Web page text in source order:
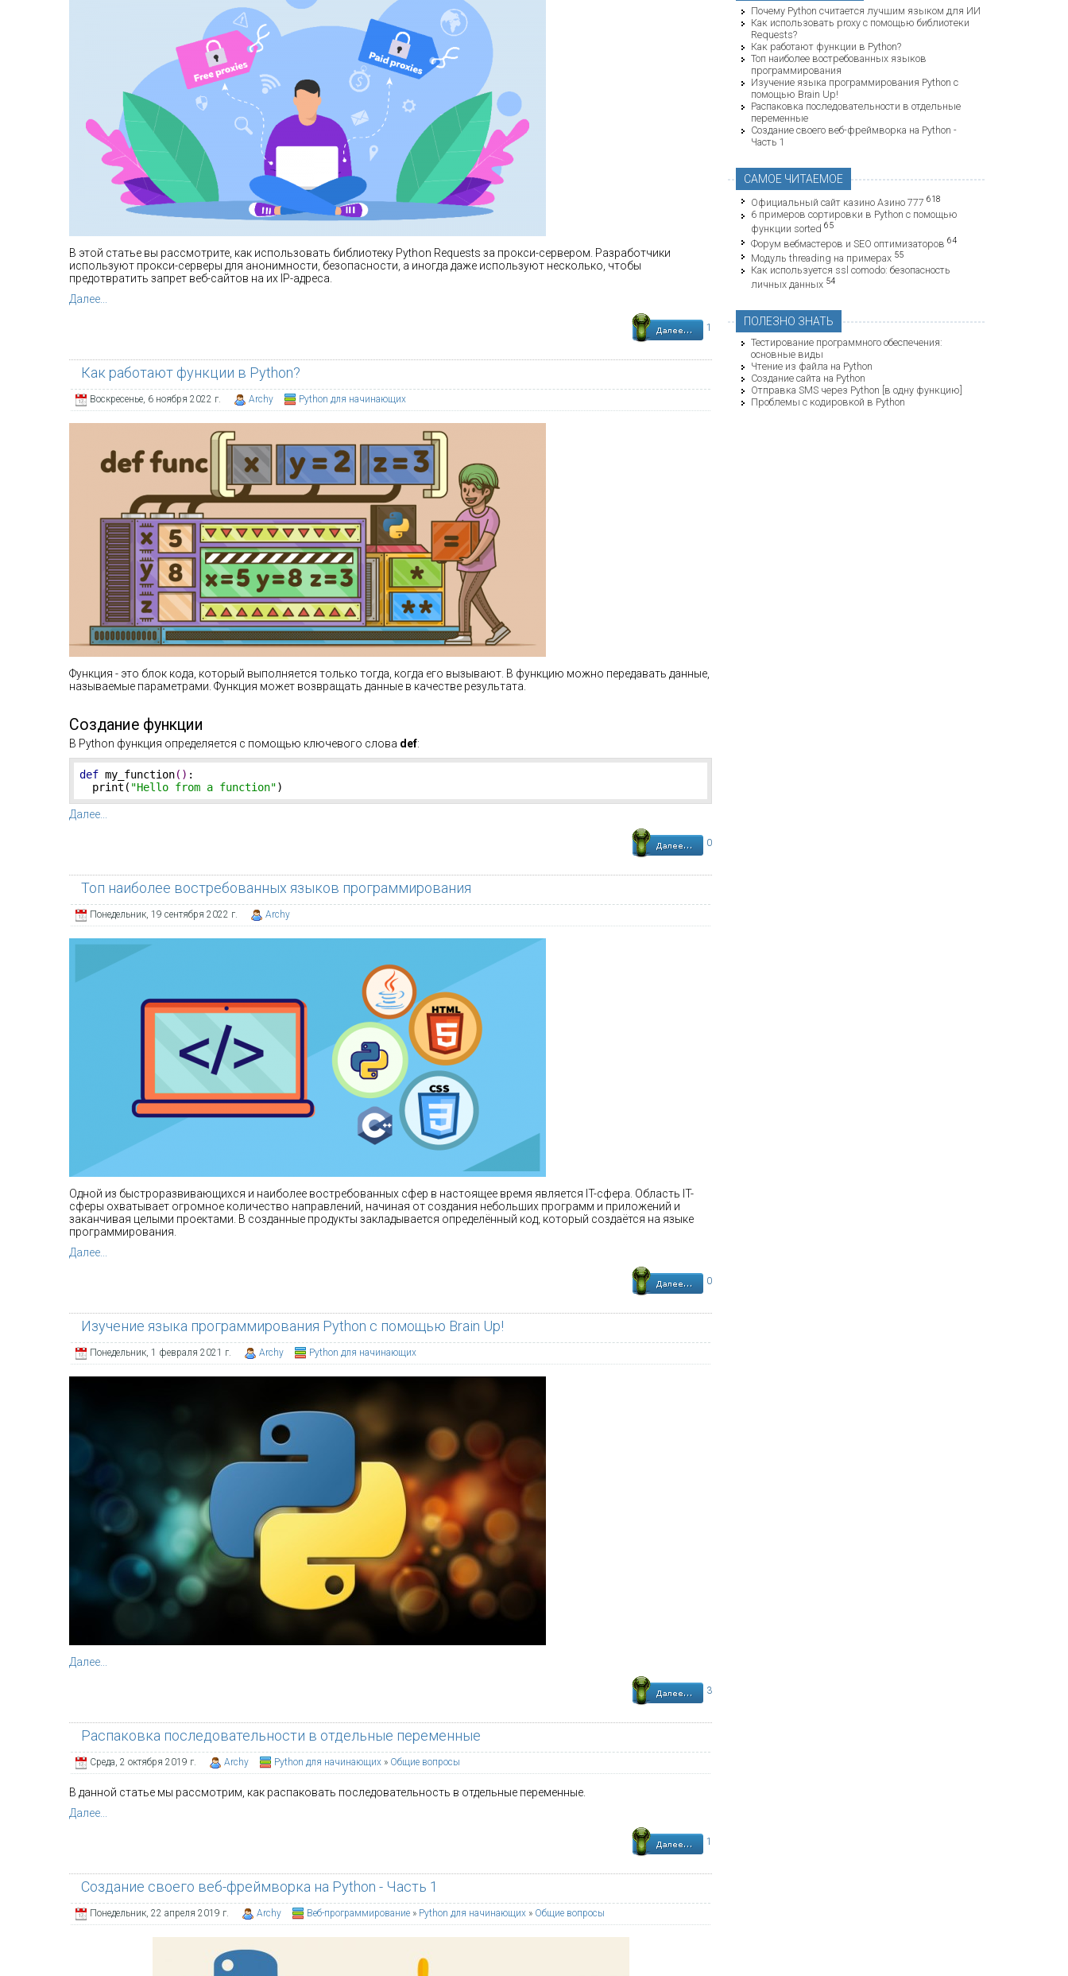
В этой статье вы рассмотрите, как использовать библиотеку Python Requests за прокси-сервером. Разработчики
используют прокси-серверы для анонимности, безопасности, а иногда даже используют несколько, чтобы
предотвратить запрет веб-сайтов на их IP-адреса.
Далее...
1
Как работают функции в Python?
Воскресенье, 6 ноября 2022 г. Archy Python для начинающих
Функция - это блок кода, который выполняется только тогда, когда его вызывают. В функцию можно передавать данные,
называемые параметрами. Функция может возвращать данные в качестве результата.
Создание функции
В Python функция определяется с помощью ключевого слова def:
def my_function() :
  print(
"Hello from a function")
Далее...
0
Топ наиболее востребованных языков программирования
Понедельник, 19 сентября 2022 г. Archy
Одной из быстроразвивающихся и наиболее востребованных сфер в настоящее время является IT-сфера. Область IT-
сферы охватывает огромное количество направлений, начиная от создания небольших программ и приложений и
заканчивая целыми проектами. В созданные продукты закладывается определённый код, который создаётся на языке
программирования.
Далее...
0
Изучение языка программирования Python с помощью Brain Up!
Понедельник, 1 февраля 2021 г. Archy Python для начинающих
Далее...
3
Распаковка последовательности в отдельные переменные
Среда, 2 октября 2019 г. Archy Python для начинающих » Общие вопросы
В данной статье мы рассмотрим, как распаковать последовательность в отдельные переменные.
Далее...
1
Создание своего веб-фреймворка на Python - Часть 1
Понедельник, 22 апреля 2019 г. Archy Веб-программирование » Python для начинающих » Общие вопросы
Почему Python считается лучшим языком для ИИ
Как использовать proxy с помощью библиотеки
Requests?
Как работают функции в Python?
Топ наиболее востребованных языков
программирования
Изучение языка программирования Python с
помощью Brain Up!
Распаковка последовательности в отдельные
переменные
Создание своего веб-фреймворка на Python -
Часть 1
САМОЕ ЧИТАЕМОЕ
Официальный сайт казино Азино 777 618
6 примеров сортировки в Python с помощью
функции sorted 65
Форум вебмастеров и SEO оптимизаторов 64
Модуль threading на примерах 55
Как используется ssl comodo: безопасность
личных данных 54
ПОЛЕЗНО ЗНАТЬ
Тестирование программного обеспечения:
основные виды
Чтение из файла на Python
Создание сайта на Python
Отправка SMS через Python [в одну функцию]
Проблемы с кодировкой в Python